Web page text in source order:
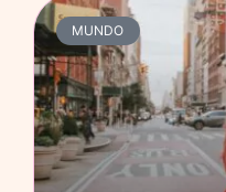
MUNDO